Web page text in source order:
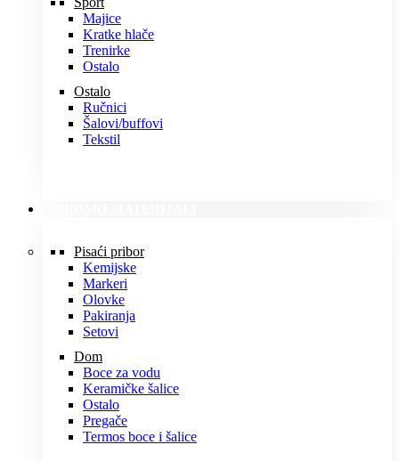
Majice
Kratke hlače
Trenirke
Ostalo
Ostalo
Ručnici
Šalovi/buffovi
Tekstil
Pisaći pribor
Kemijske
Markeri
Olovke
Pakiranja
Setovi
Dom
Boce za vodu
Keramičke šalice
Ostalo
Pregače
Termos boce i šalice